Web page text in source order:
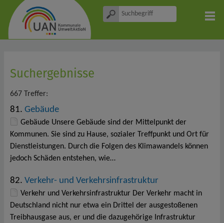
Suchergebnisse
667 Treffer:
81. Gebäude
Gebäude Unsere Gebäude sind der Mittelpunkt der
Kommunen. Sie sind zu Hause, sozialer Treffpunkt und Ort für
Dienstleistungen. Durch die Folgen des Klimawandels können
jedoch Schäden entstehen, wie…
82. Verkehr- und Verkehrsinfrastruktur
Verkehr und Verkehrsinfrastruktur Der Verkehr macht in
Deutschland nicht nur etwa ein Drittel der ausgestoßenen
Treibhausgase aus, er und die dazugehörige Infrastruktur